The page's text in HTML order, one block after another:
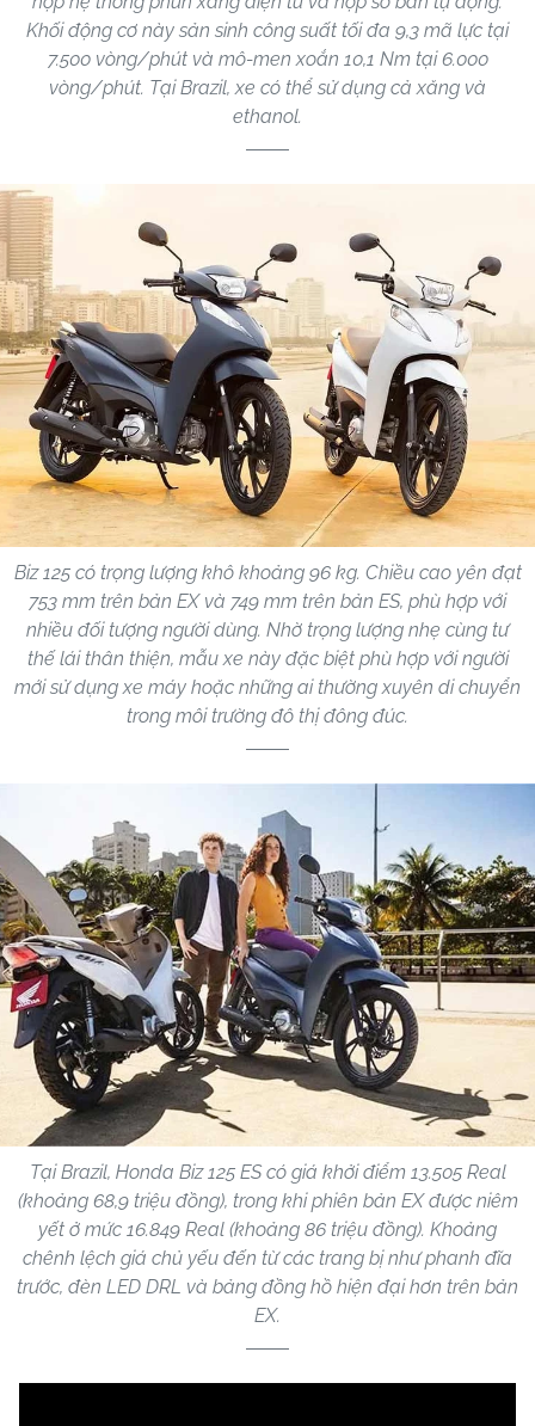
Khối động cơ này sản sinh công suất tối đa 9,3 mã lực tại
7.500 vòng/phút và mô-men xoắn 10,1 Nm tại 6.000
vòng/phút. Tại Brazil, xe có thể sử dụng cả xăng và
ethanol.
Biz 125 có trọng lượng khô khoảng 96 kg. Chiều cao yên đạt
753 mm trên bản EX và 749 mm trên bản ES, phù hợp với
nhiều đối tượng người dùng. Nhờ trọng lượng nhẹ cùng tư
thế lái thân thiện, mẫu xe này đặc biệt phù hợp với người
mới sử dụng xe máy hoặc những ai thường xuyên di chuyển
trong môi trường đô thị đông đúc.
Tại Brazil, Honda Biz 125 ES có giá khởi điểm 13.505 Real
(khoảng 68,9 triệu đồng), trong khi phiên bản EX được niêm
yết ở mức 16.849 Real (khoảng 86 triệu đồng). Khoảng
chênh lệch giá chủ yếu đến từ các trang bị như phanh đĩa
trước, đèn LED DRL và bảng đồng hồ hiện đại hơn trên bản
EX.